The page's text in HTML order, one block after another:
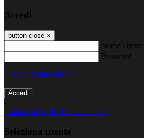
Accedi
button close ×
Nome Utente
Password
Password dimenticata?
-
Entra con SPID Entra con CIE
Seleziona utente